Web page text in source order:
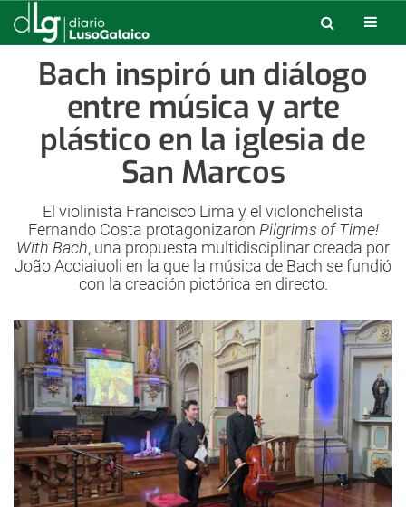
Bach inspiró un diálogo
entre música y arte
plástico en la iglesia de
San Marcos
El violinista Francisco Lima y el violonchelista
Fernando Costa protagonizaron Pilgrims of Time!
With Bach, una propuesta multidisciplinar creada por
João Acciaiuoli en la que la música de Bach se fundió
con la creación pictórica en directo.